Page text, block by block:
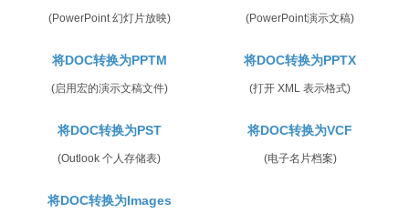
(PowerPoint 幻灯片放映) (PowerPoint演示文稿)
将DOC转换为PPTM
(启用宏的演示文稿文件)
将DOC转换为PPTX
(打开 XML 表示格式)
将DOC转换为PST
(Outlook 个人存储表)
将DOC转换为VCF
(电子名片档案)
将DOC转换为Images